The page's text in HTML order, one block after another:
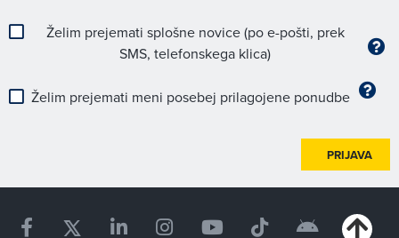
Želim prejemati splošne novice (po e-pošti, prek
SMS, telefonskega klica)
Želim prejemati meni posebej prilagojene ponudbe
PRIJAVA